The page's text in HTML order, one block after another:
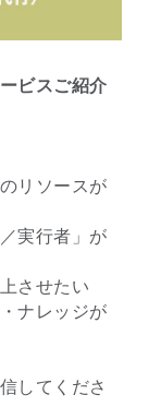
ビスご紹介
リソースが
実行者」が
させたい
ナレッジが
してくださ